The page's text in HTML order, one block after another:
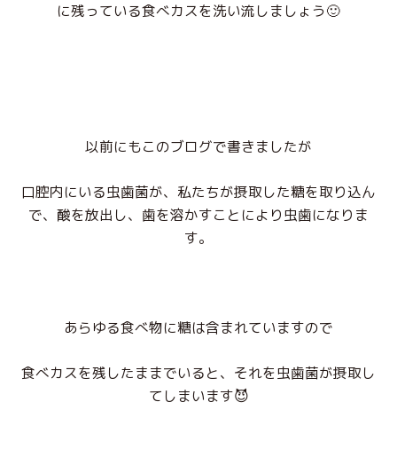
に残っている食べカスを洗い流しましょう🙂
以前にもこのブログで書きましたが
口腔内にいる虫歯菌が、私たちが摂取した糖を取り込ん
で、酸を放出し、歯を溶かすことにより虫歯になりま
す。
あらゆる食べ物に糖は含まれていますので
食べカスを残したままでいると、それを虫歯菌が摂取し
てしまいます😈